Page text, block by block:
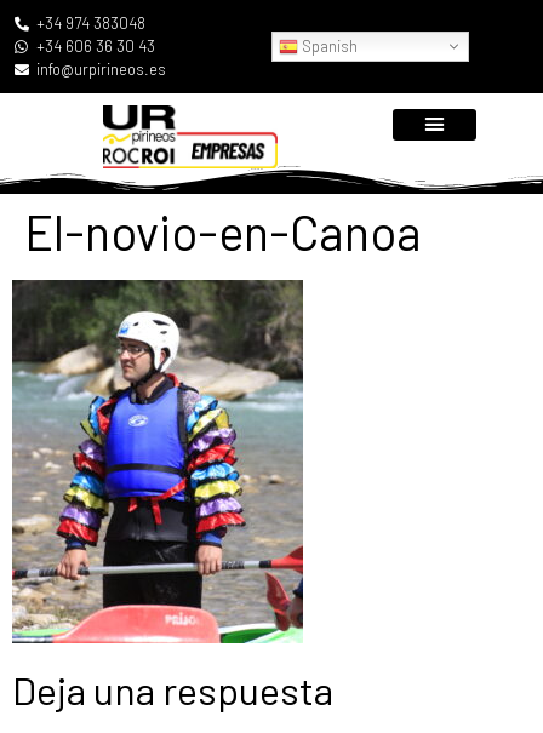
+34 974 383048
+34 606 36 30 43
info@urpirineos.es
Spanish
El-novio-en-Canoa
Deja una respuesta